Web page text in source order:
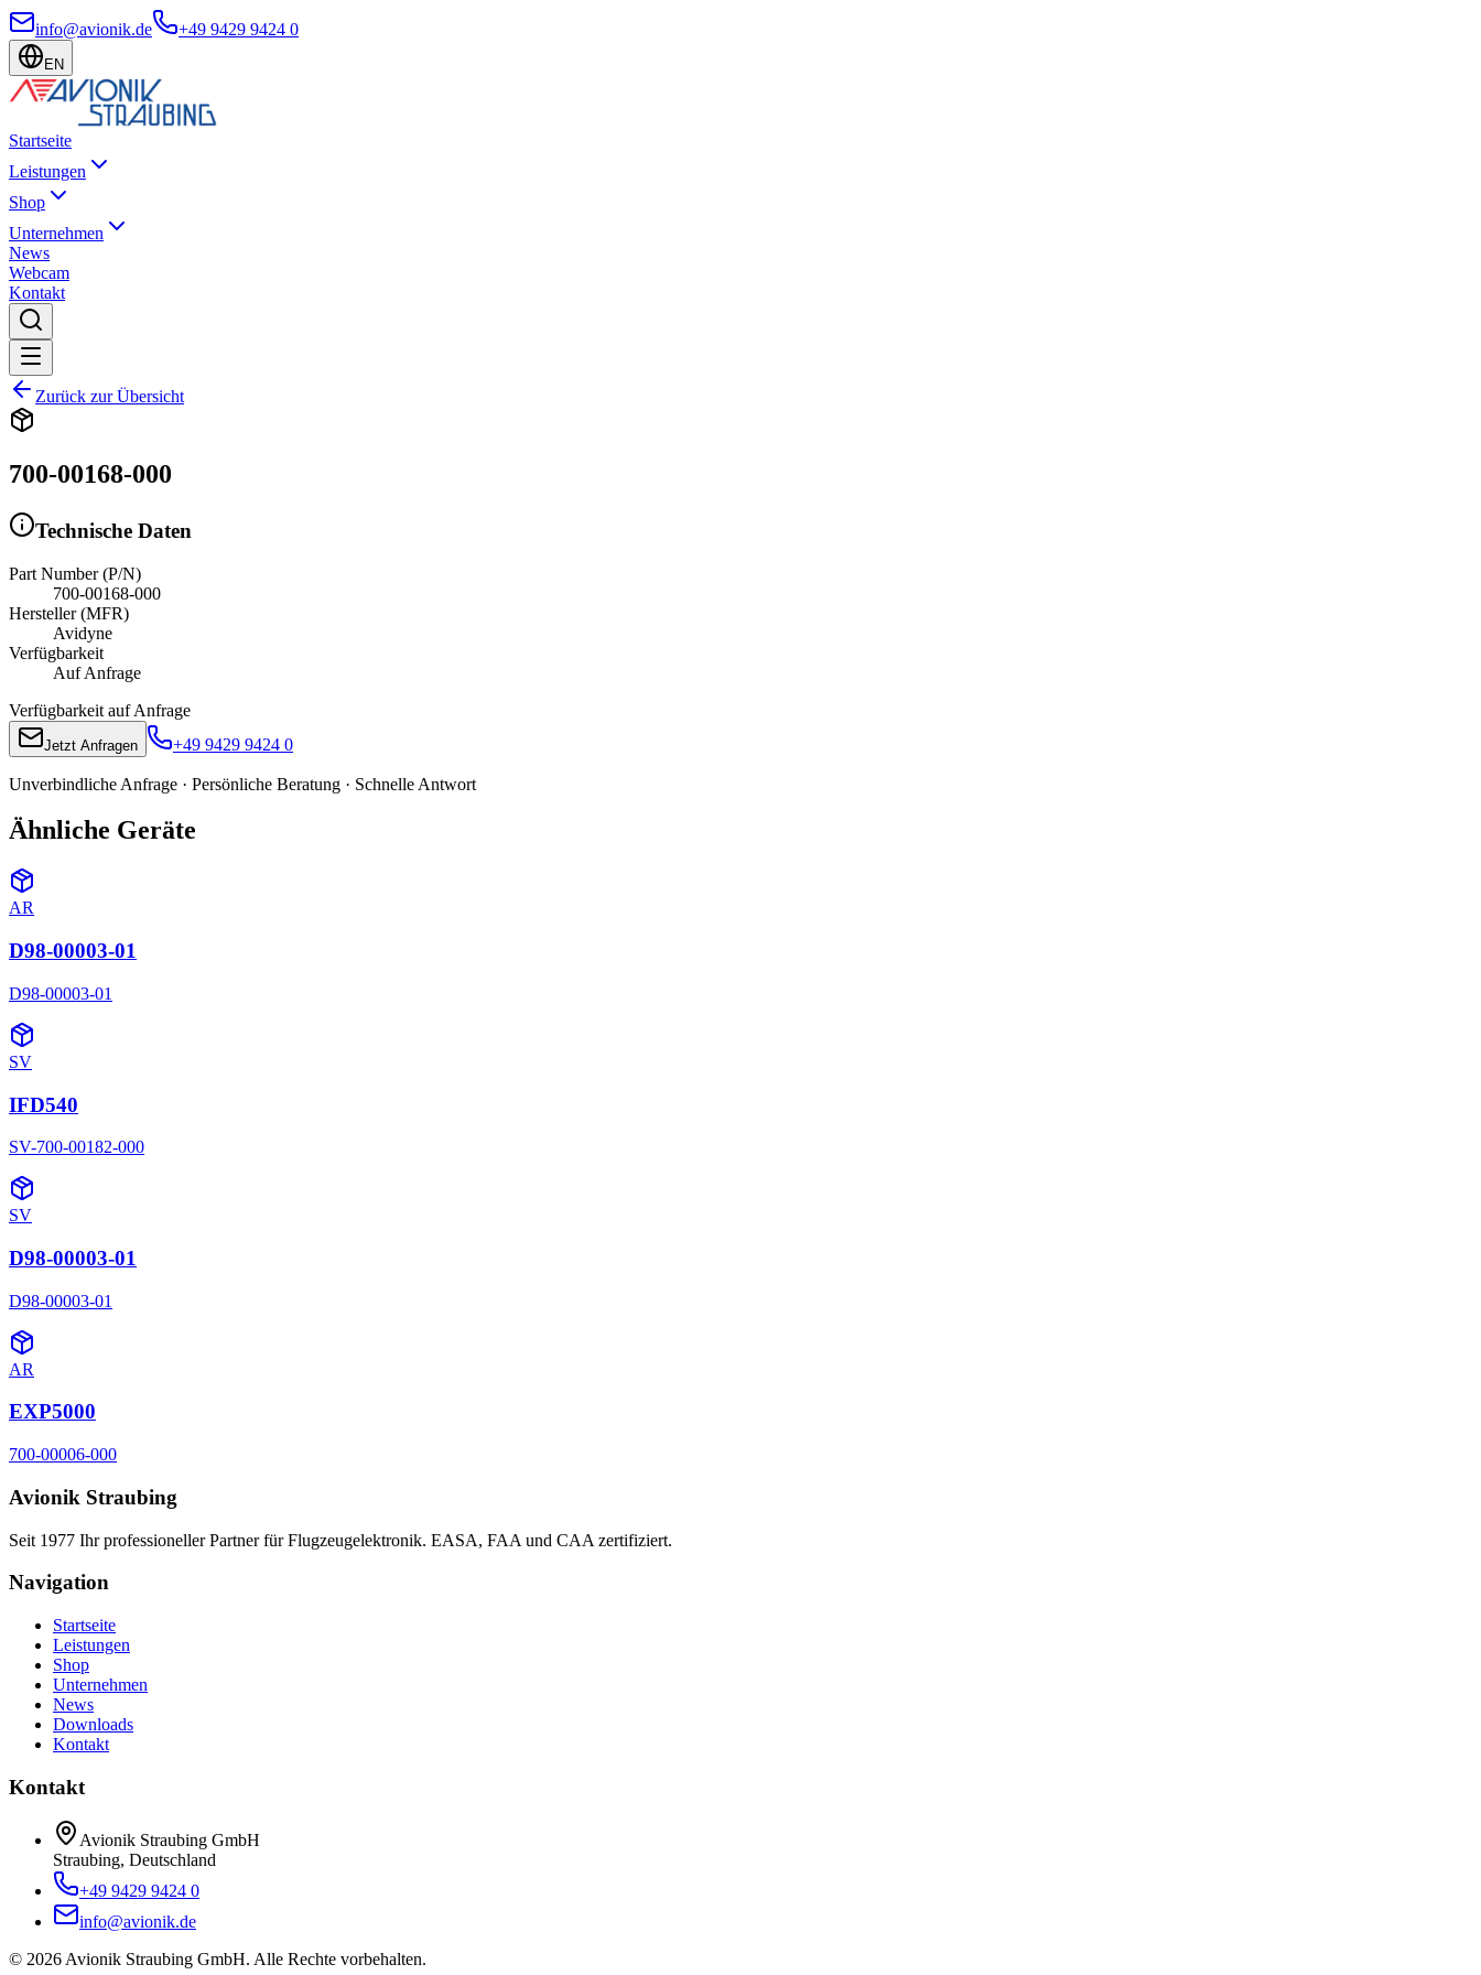
info@avionik.de +49 9429 9424 0
EN
Startseite
Leistungen
Shop
Unternehmen
News
Webcam
Kontakt
Zurück zur Übersicht
700-00168-000
Technische Daten
Part Number (P/N)
700-00168-000
Hersteller (MFR)
Avidyne
Verfügbarkeit
Auf Anfrage
Verfügbarkeit auf Anfrage
Jetzt Anfragen +49 9429 9424 0
Unverbindliche Anfrage · Persönliche Beratung · Schnelle Antwort
Ähnliche Geräte
AR
D98-00003-01
D98-00003-01
SV
IFD540
SV-700-00182-000
SV
D98-00003-01
D98-00003-01
AR
EXP5000
700-00006-000
Avionik Straubing
Seit 1977 Ihr professioneller Partner für Flugzeugelektronik. EASA, FAA und CAA zertifiziert.
Navigation
Startseite
Leistungen
Shop
Unternehmen
News
Downloads
Kontakt
Kontakt
Avionik Straubing GmbH
Straubing, Deutschland
+49 9429 9424 0
info@avionik.de
© 2026Avionik Straubing GmbH. Alle Rechte vorbehalten.